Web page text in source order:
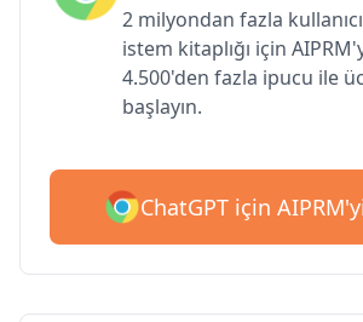
2 milyondan fazla
istem kitaplığı için
4.500'den fazla ipucu ile
başlayın.
ChatGPT için